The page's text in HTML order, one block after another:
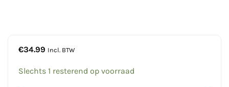
€34.99 Incl. BTW
Slechts 1 resterend op voorraad